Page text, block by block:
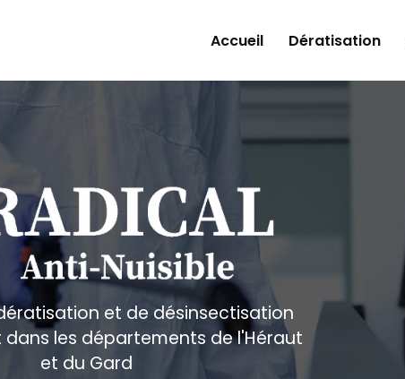
Accueil Dératisation
et de désinsectisation
dans les départements de l'Héraut
et du Gard